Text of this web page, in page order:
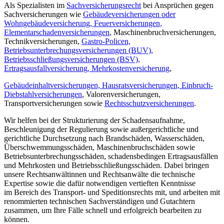
Als Spezialisten im Sach­versicherungs­recht bei Ansprüchen gegen
Sach­versicher­ungen wie Gebäude­versicher­ungen oder
Wohngebäudeversicherung, Feuerver­sicher­ungen,
Elementarschadenversicherungen, Maschinen­bruch­versicher­ungen,
Technikversicherungen, Gastro-Policen,
Betriebsunterbrechungsversicherungen (BUV),
Betriebsschließungsversicherungen (BSV),
Ertragsausfallversicherung, Mehrkostenversicherung,
Gebäudeinhaltversicherungen, Hausrats­versicher­ungen, Einbruch-
Diebstahlversicherungen, Valorenversicherungen,
Transportversicherungen sowie Rechts­schutz­versicherungen.
Wir helfen bei der Strukturierung der Schadens­aufnahme,
Beschleunigung der Regulierung sowie außergerichtliche und
gerichtliche Durchsetzung nach Brand­schäden, Wasser­schäden,
Über­schwemmungs­schäden, Maschinen­bruch­schäden sowie
Betriebsunterbrechungsschäden, schadensbedingen Ertragsausfällen
und Mehrkosten und Betriebsschließungsschäden. Dabei bringen
unsere Rechtsanwältinnen und Rechtsanwälte die technische
Expertise sowie die dafür notwendigen vertieften Kenntnisse
im Bereich des Transport- und Speditionsrechts mit, und arbeiten mit
renommierten technischen Sachverständigen und Gutachtern
zusammen, um Ihre Fälle schnell und erfolgreich bearbeiten zu
können.